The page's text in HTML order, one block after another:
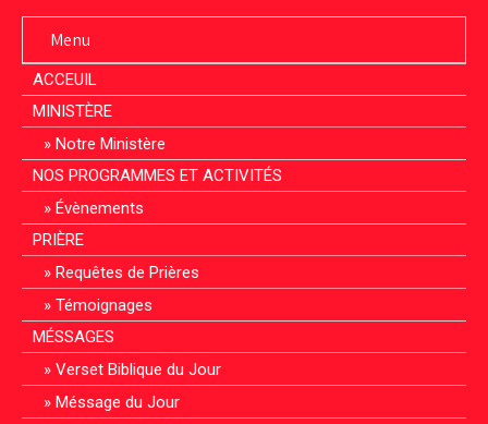
Menu
ACCEUIL
MINISTÈRE
Notre Ministère
NOS PROGRAMMES ET ACTIVITÉS
Évènements
PRIÈRE
Requêtes de Prières
Témoignages
MÉSSAGES
Verset Biblique du Jour
Méssage du Jour